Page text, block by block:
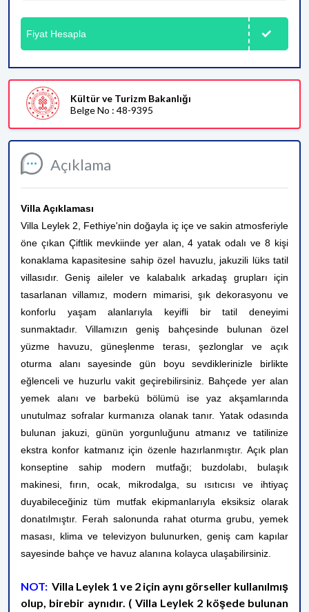
Açıklama
Villa Açıklaması
Villa Leylek 2, Fethiye'nin doğayla iç içe ve sakin atmosferiyle
öne çıkan Çiftlik mevkiinde yer alan, 4 yatak odalı ve 8 kişi
konaklama kapasitesine sahip özel havuzlu, jakuzili lüks tatil
villasıdır. Geniş aileler ve kalabalık arkadaş grupları için
tasarlanan villamız, modern mimarisi, şık dekorasyonu ve
konforlu yaşam alanlarıyla keyifli bir tatil deneyimi
sunmaktadır. Villamızın geniş bahçesinde bulunan özel
yüzme havuzu, güneşlenme terası, şezlonglar ve açık
oturma alanı sayesinde gün boyu sevdiklerinizle birlikte
eğlenceli ve huzurlu vakit geçirebilirsiniz. Bahçede yer alan
yemek alanı ve barbekü bölümü ise yaz akşamlarında
unutulmaz sofralar kurmanıza olanak tanır. Yatak odasında
bulunan jakuzi, günün yorgunluğunu atmanız ve tatilinize
ekstra konfor katmanız için özenle hazırlanmıştır. Açık plan
konseptine sahip modern mutfağı; buzdolabı, bulaşık
makinesi, fırın, ocak, mikrodalga, su ısıtıcısı ve ihtiyaç
duyabileceğiniz tüm mutfak ekipmanlarıyla eksiksiz olarak
donatılmıştır. Ferah salonunda rahat oturma grubu, yemek
masası, klima ve televizyon bulunurken, geniş cam kapılar
sayesinde bahçe ve havuz alanına kolayca ulaşabilirsiniz.
NOT: Villa Leylek 1 ve 2 için aynı görseller kullanılmış
olup, birebir aynıdır. ( Villa Leylek 2 köşede bulunan
Fiyat Hesapla
Kültür ve Turizm Bakanlığı
Belge No : 48-9395